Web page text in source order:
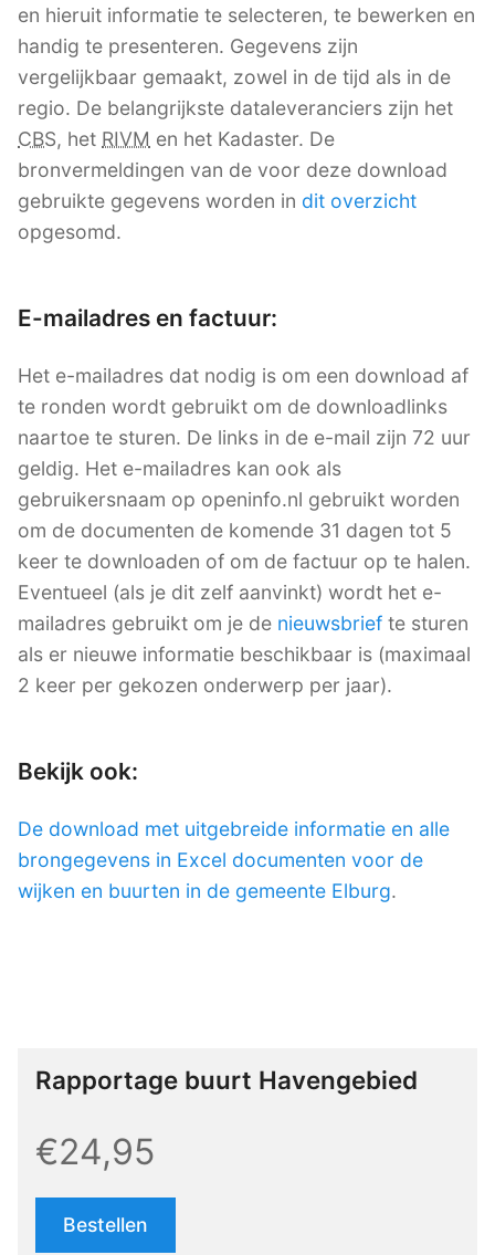
en hieruit informatie te selecteren, te bewerken en
handig te presenteren. Gegevens zijn
vergelijkbaar gemaakt, zowel in de tijd als in de
regio. De belangrijkste dataleveranciers zijn het
CBS, het RIVM en het Kadaster. De
bronvermeldingen van de voor deze download
gebruikte gegevens worden in dit overzicht
opgesomd.
E-mailadres en factuur:
Het e-mailadres dat nodig is om een download af
te ronden wordt gebruikt om de downloadlinks
naartoe te sturen. De links in de e-mail zijn 72 uur
geldig. Het e-mailadres kan ook als
gebruikersnaam op openinfo.nl gebruikt worden
om de documenten de komende 31 dagen tot 5
keer te downloaden of om de factuur op te halen.
Eventueel (als je dit zelf aanvinkt) wordt het e-
mailadres gebruikt om je de nieuwsbrief te sturen
als er nieuwe informatie beschikbaar is (maximaal
2 keer per gekozen onderwerp per jaar).
Bekijk ook:
De download met uitgebreide informatie en alle
brongegevens in Excel documenten voor de
wijken en buurten in de gemeente Elburg.
Rapportage buurt Havengebied
€24,95
Bestellen